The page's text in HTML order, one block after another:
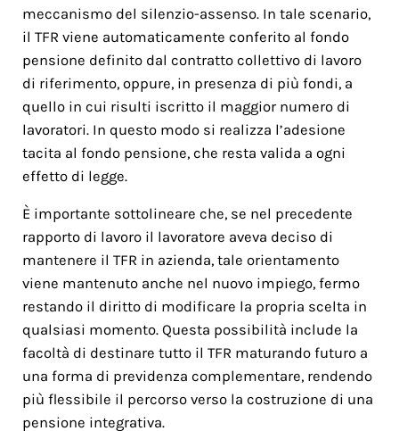
meccanismo del silenzio-assenso. In tale scenario,
il TFR viene automaticamente conferito al fondo
pensione definito dal contratto collettivo di lavoro
di riferimento, oppure, in presenza di più fondi, a
quello in cui risulti iscritto il maggior numero di
lavoratori. In questo modo si realizza l’adesione
tacita al fondo pensione, che resta valida a ogni
effetto di legge.
È importante sottolineare che, se nel precedente
rapporto di lavoro il lavoratore aveva deciso di
mantenere il TFR in azienda, tale orientamento
viene mantenuto anche nel nuovo impiego, fermo
restando il diritto di modificare la propria scelta in
qualsiasi momento. Questa possibilità include la
facoltà di destinare tutto il TFR maturando futuro a
una forma di previdenza complementare, rendendo
più flessibile il percorso verso la costruzione di una
pensione integrativa.